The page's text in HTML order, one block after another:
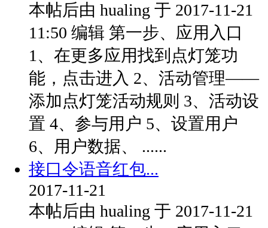
本帖后由 hualing 于 2017-11-21
11:50 编辑 第一步、应用入口
1、在更多应用找到点灯笼功
能，点击进入 2、活动管理——
添加点灯笼活动规则 3、活动设
置 4、参与用户 5、设置用户
6、用户数据、 ......
接口令语音红包...
2017-11-21
本帖后由 hualing 于 2017-11-21